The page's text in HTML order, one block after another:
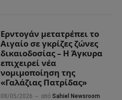
Ερντογάν μετατρέπει το
Αιγαίο σε γκρίζες ζώνες
δικαιοδοσίας – Η Άγκυρα
επιχειρεί νέα
νομιμοποίηση της
«Γαλάζιας Πατρίδας»
08/05/2026 από Sahiel Newsroom